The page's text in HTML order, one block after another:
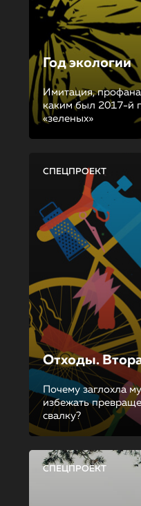
Год экологии
Имитация,
каким был 2017-й
«зеленых»
СПЕЦПРОЕКТ
Отходы.
Почему заглохла
избежать
свалку?
СПЕЦПРОЕКТ